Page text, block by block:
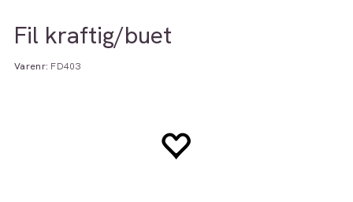
Fil kraftig/buet
Varenr: FD403